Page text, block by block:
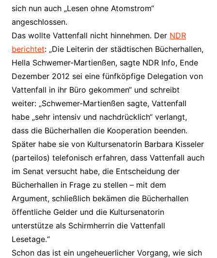
sich nun auch „Lesen ohne Atomstrom“
angeschlossen.
Das wollte Vattenfall nicht hinnehmen. Der NDR
berichtet: „Die Leiterin der städtischen Bücherhallen,
Hella Schwemer-Martienßen, sagte NDR Info, Ende
Dezember 2012 sei eine fünfköpfige Delegation von
Vattenfall in ihr Büro gekommen“ und schreibt
weiter: „Schwemer-Martienßen sagte, Vattenfall
habe „sehr intensiv und nachdrücklich“ verlangt,
dass die Bücherhallen die Kooperation beenden.
Später habe sie von Kultursenatorin Barbara Kisseler
(parteilos) telefonisch erfahren, dass Vattenfall auch
im Senat versucht habe, die Entscheidung der
Bücherhallen in Frage zu stellen – mit dem
Argument, schließlich bekämen die Bücherhallen
öffentliche Gelder und die Kultursenatorin
unterstütze als Schirmherrin die Vattenfall
Lesetage.“
Schon das ist ein ungeheuerlicher Vorgang, wie sich